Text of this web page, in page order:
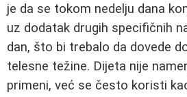
je da se tokom nedelju dana
uz dodatak drugih specifičnih
dan, što bi trebalo da dovede
telesne težine. Dijeta nije
primeni, već se često koristi